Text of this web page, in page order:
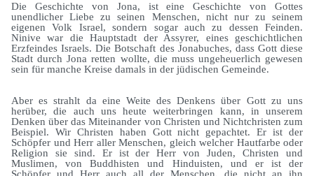
Die Geschichte von Jona, ist eine Geschichte von Gottes
unendlicher Liebe zu seinen Menschen, nicht nur zu seinem
eigenen Volk Israel, sondern sogar auch zu dessen Feinden.
Ninive war die Hauptstadt der Assyrer, eines geschichtlichen
Erzfeindes Israels. Die Botschaft des Jonabuches, dass Gott diese
Stadt durch Jona retten wollte, die muss ungeheuerlich gewesen
sein für manche Kreise damals in der jüdischen Gemeinde.
Aber es strahlt da eine Weite des Denkens über Gott zu uns
herüber, die auch uns heute weiterbringen kann, in unserem
Denken über das Miteinander von Christen und Nichtchristen zum
Beispiel. Wir Christen haben Gott nicht gepachtet. Er ist der
Schöpfer und Herr aller Menschen, gleich welcher Hautfarbe oder
Religion sie sind. Er ist der Herr von Juden, Christen und
Muslimen, von Buddhisten und Hinduisten, und er ist der